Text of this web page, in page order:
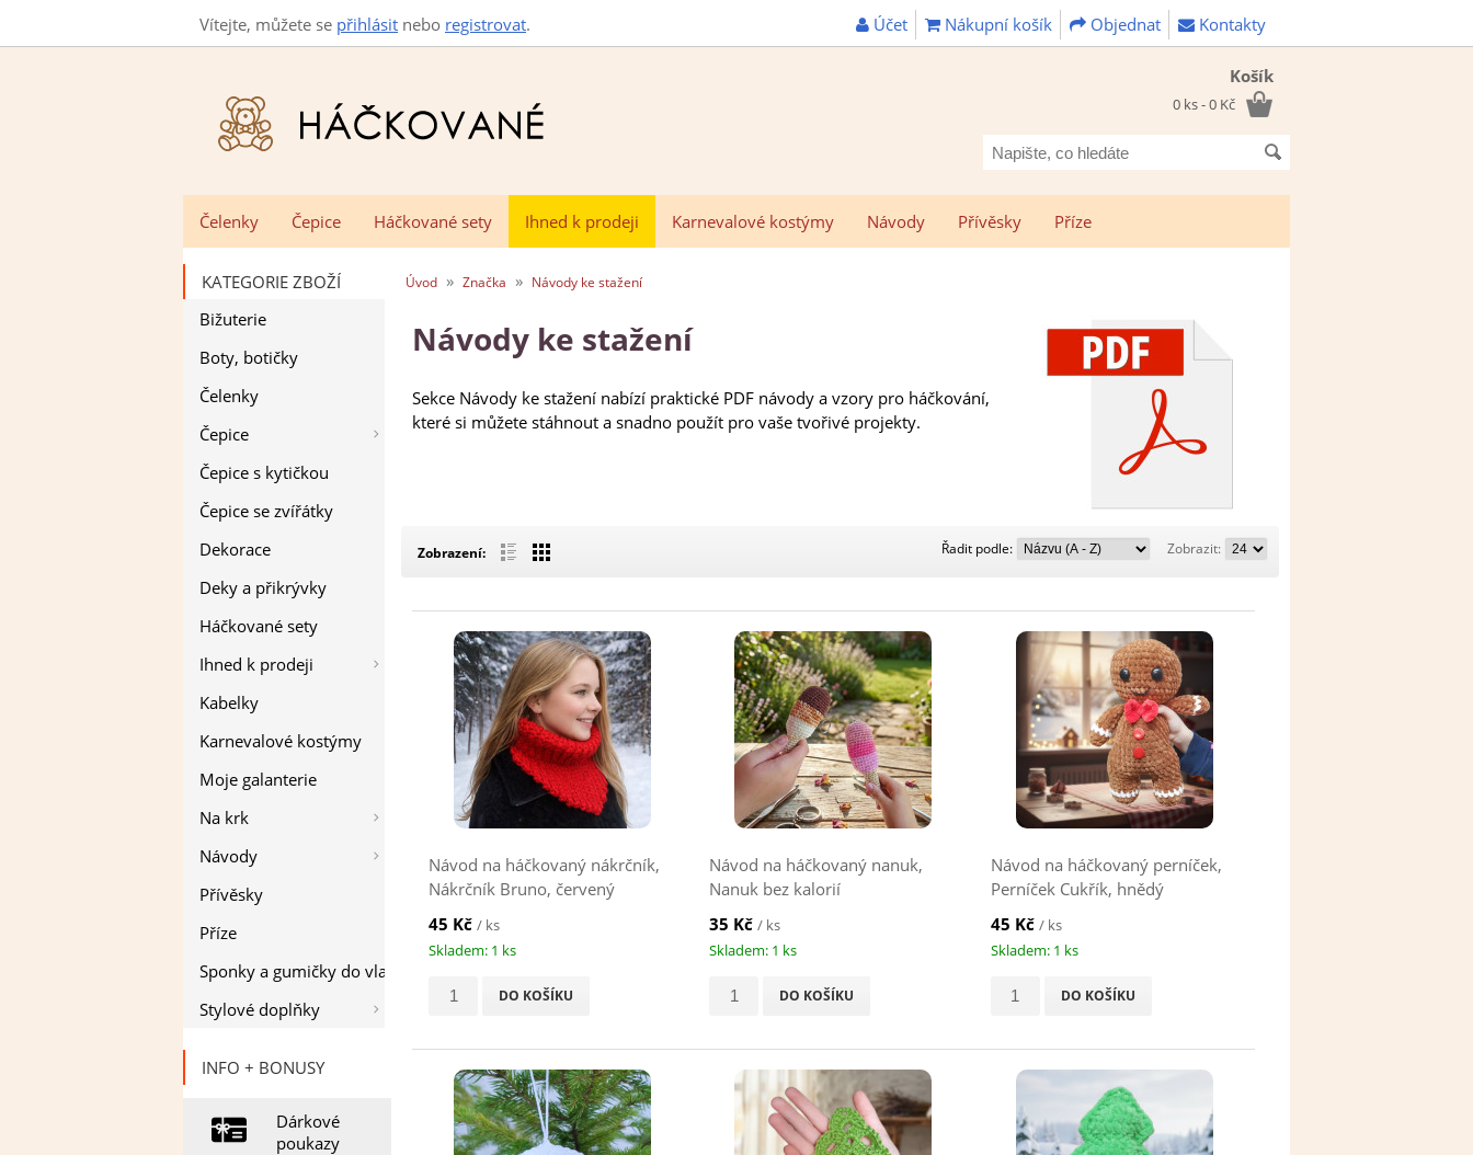
Vítejte, můžete se přihlásit nebo registrovat. Účet Nákupní košík Objednat Kontakty
Košík
0 ks - 0 Kč
Napište,
co
Čelenky
Čepice Háčkované sety Ihned k prodeji Karnevalové kostýmy Návody Přívěsky Příze
KATEGORIE ZBOŽÍ
Bižuterie
Boty, botičky
Čelenky
Čepice
Čepice s kytičkou
Čepice se zvířátky
Dekorace
Deky a přikrývky
Háčkované sety
Ihned k prodeji
Kabelky
Karnevalové kostýmy
Moje galanterie
Na krk
Návody
Přívěsky
Příze
Sponky a gumičky do vlasů
Stylové doplňky
INFO + BONUSY
Dárkové
poukazy
Úvod » Značka » Návody ke stažení
Návody ke stažení
Sekce Návody ke stažení nabízí praktické PDF návody a vzory pro háčkování,
které si můžete stáhnout a snadno použít pro vaše tvořivé projekty.
Zobrazení: Zobrazit: Zobrazit:
Řadit podle:
Řadit
Návod na háčkovaný nákrčník,
Nákrčník Bruno, červený
45 Kč / ks
Skladem: 1 ks
DO KOŠÍKU
Návod na háčkovaný nanuk,
Nanuk bez kalorií
35 Kč/ ks
Skladem: 1 ks
DO KOŠÍKU
Návod na háčkovaný perníček,
Perníček Cukřík, hnědý
45 Kč / ks
Skladem: 1 ks
DO KOŠÍKU